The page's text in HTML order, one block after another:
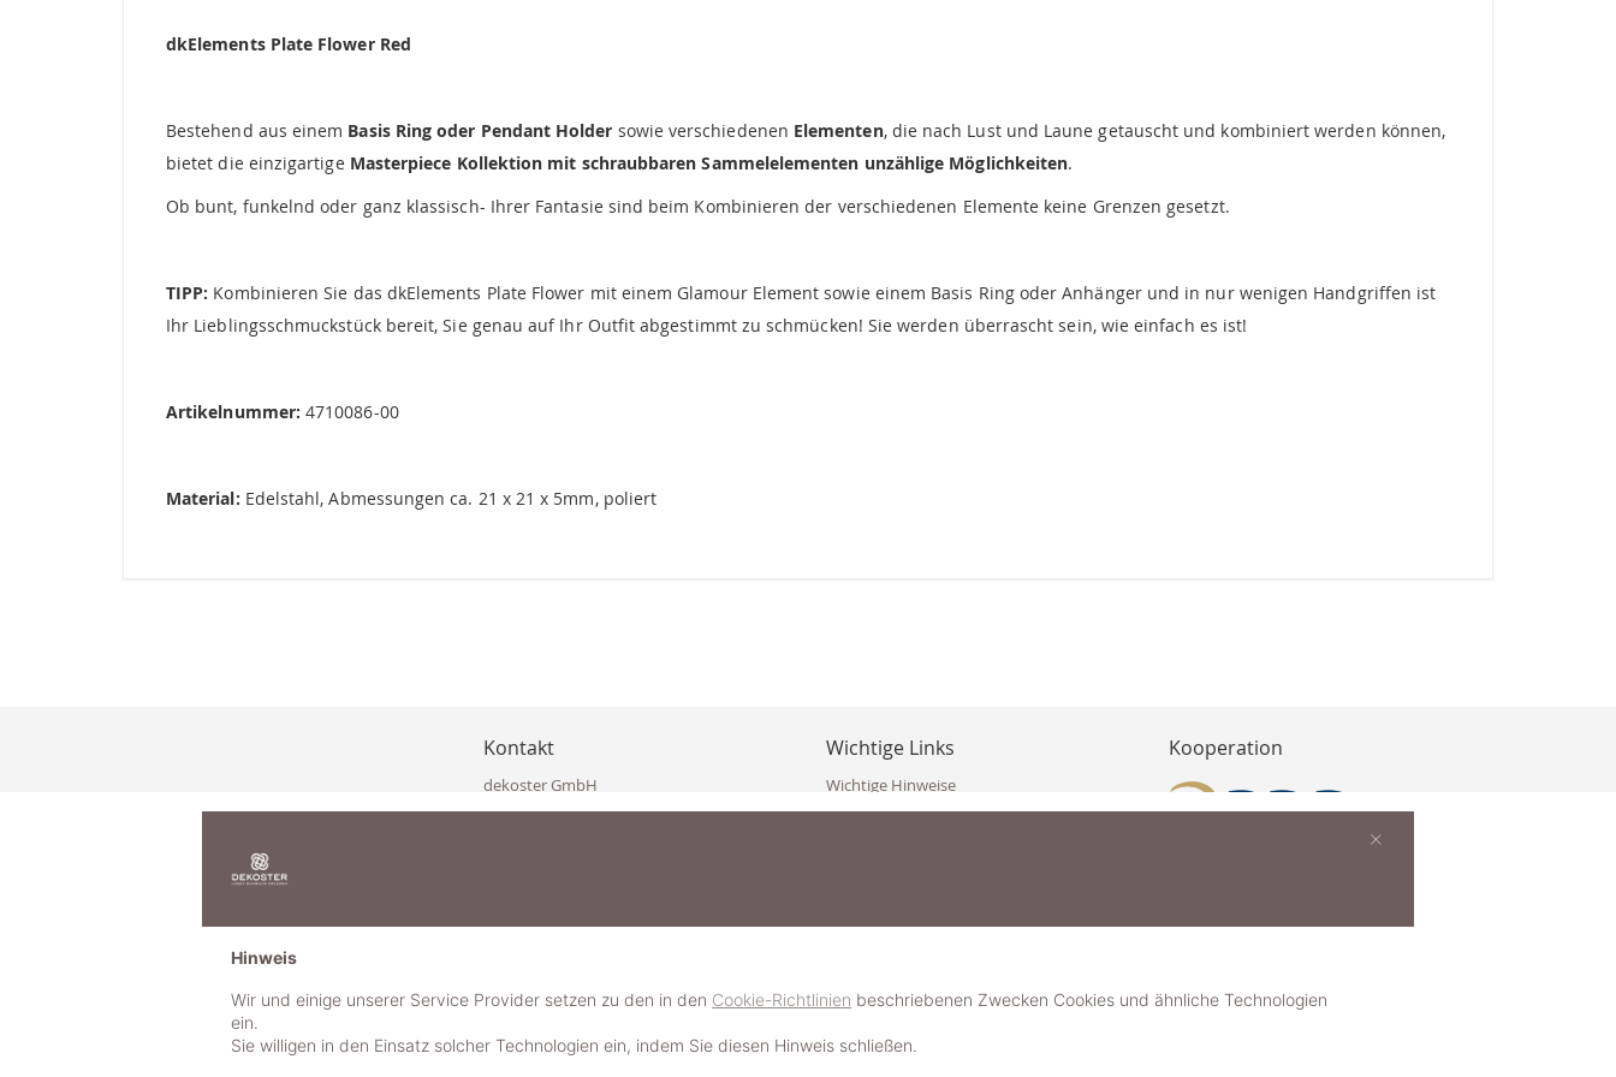
dkElements Plate Flower Red
Bestehend aus einem Basis Ring oder Pendant Holder sowie verschiedenen Elementen, die nach Lust und Laune getauscht und kombiniert werden können,
bietet die einzigartige Masterpiece Kollektion mit schraubbaren Sammelelementen unzählige Möglichkeiten.
Ob bunt, funkelnd oder ganz klassisch- Ihrer Fantasie sind beim Kombinieren der verschiedenen Elemente keine Grenzen gesetzt.
TIPP: Kombinieren Sie das dkElements Plate Flower mit einem Glamour Element sowie einem Basis Ring oder Anhänger und in nur wenigen Handgriffen ist
Ihr Lieblingsschmuckstück bereit, Sie genau auf Ihr Outfit abgestimmt zu schmücken! Sie werden überrascht sein, wie einfach es ist!
Artikelnummer: 4710086-00
Material: Edelstahl, Abmessungen ca. 21 x 21 x 5mm, poliert
Kontakt
dekoster GmbH
Eisenkappler Str. 10
+43 677 623 47 410 (WhatsApp)
Wichtige Links
Wichtige Hinweise
Häufig gestellte Fragen (FAQ)
Impressum
Schmuckerlebnis / Schmuckparty buchen
Schmuck- & Styleguide werden
Kooperation
Hinweis
Wir und einige unserer Service Provider setzen zu den in den Cookie-Richtlinien beschriebenen Zwecken Cookies und ähnliche Technologien
ein.
Sie willigen in den Einsatz solcher Technologien ein, indem Sie diesen Hinweis schließen.
×